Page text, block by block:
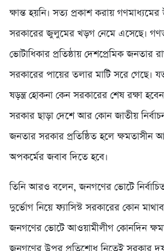
ক্ষান্ত হয়নি। সত্য প্রকাশ করায়
সরকারের জুলুমের খড়গ নেমে এসেছে।
ভোটাধিকার প্রতিষ্ঠায় দেশপ্রেমিক জনতার
সরকারের পায়ের তলার মাটি সরে গেছে।
ষড়ন্ত্র হোকনা কেন সরকারের শেষ রক্ষা
সরকার ছাড়া দেশে আর কোন জাতীয়
জনতার সরকার প্রতিষ্ঠিত হলে
অপকর্মের জবাব দিতে হবে।
তিনি আরও বলেন, জনগণের ভোটে
দুর্ভোগ নিয়ে ফ্যাসিস্ট সরকারের কোন
জনগণের ভোটে আওয়ামীলীগ কোনদিন